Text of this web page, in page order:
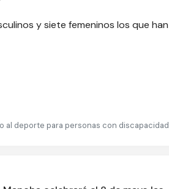
y siete femeninos los que han
al deporte para personas con discapacidad